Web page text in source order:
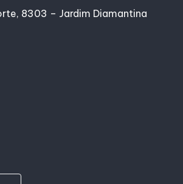
8303 – Jardim Diamantina